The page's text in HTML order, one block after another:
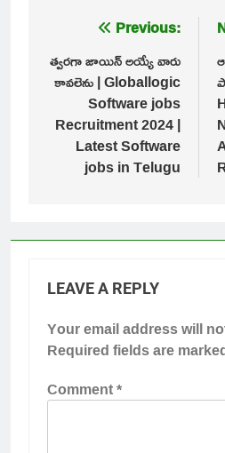
navigation
Previous:
త్వరగా జాయిన్ అయ్యే వారు
కావలెను | Globallogic
Software jobs
Recruitment 2024 |
Latest Software
jobs in Telugu
LEAVE A REPLY
Your email address will
Required fields are
Comment*